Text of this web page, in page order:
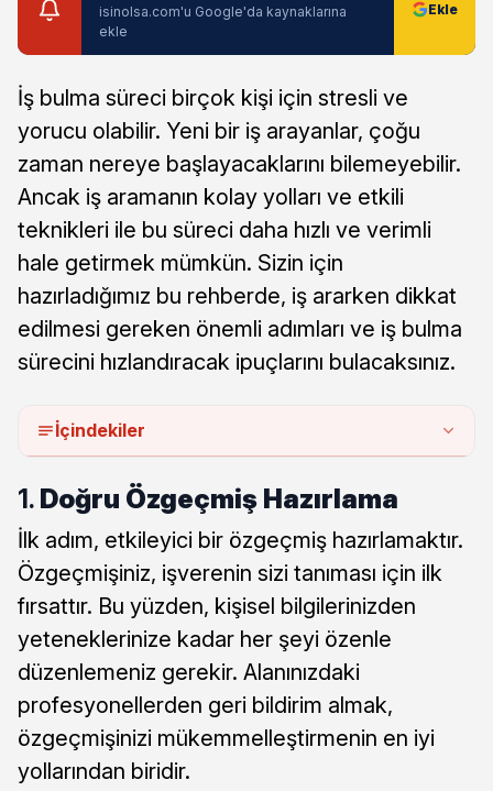
isinolsa.com'u Google'da kaynaklarına
ekle
İş bulma süreci birçok kişi için stresli ve
yorucu olabilir. Yeni bir iş arayanlar, çoğu
zaman nereye başlayacaklarını bilemeyebilir.
Ancak iş aramanın kolay yolları ve etkili
teknikleri ile bu süreci daha hızlı ve verimli
hale getirmek mümkün. Sizin için
hazırladığımız bu rehberde, iş ararken dikkat
edilmesi gereken önemli adımları ve iş bulma
sürecini hızlandıracak ipuçlarını bulacaksınız.
İçindekiler
1. Doğru Özgeçmiş Hazırlama
İlk adım, etkileyici bir özgeçmiş hazırlamaktır.
Özgeçmişiniz, işverenin sizi tanıması için ilk
fırsattır. Bu yüzden, kişisel bilgilerinizden
yeteneklerinize kadar her şeyi özenle
düzenlemeniz gerekir. Alanınızdaki
profesyonellerden geri bildirim almak,
özgeçmişinizi mükemmelleştirmenin en iyi
yollarından biridir.